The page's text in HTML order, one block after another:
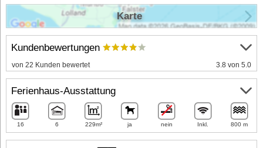
Kundenbewertungen
von 22 Kunden bewertet 3.8 von 5.0
Ferienhaus-Ausstattung
16 6 229m² ja nein Inkl. 800 m
Karte